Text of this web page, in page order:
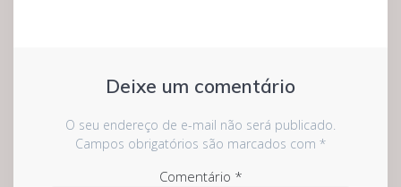
Deixe um comentário
O seu endereço de e-mail não será publicado.
Campos obrigatórios são marcados com *
Comentário *